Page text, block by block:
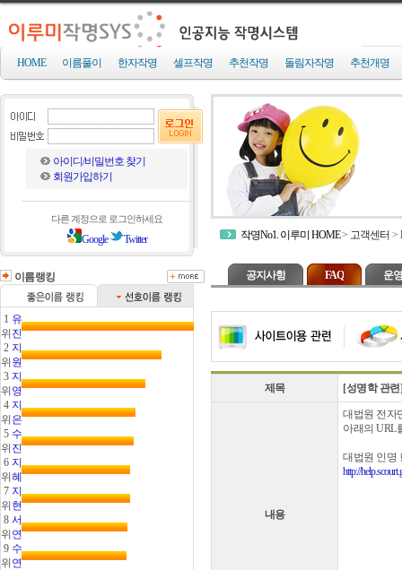
HOME 이름풀이 한자작명 셀프작명 추천작명 돌림자작명 추천개명
아이디/비밀번호 찾기
회원가입하기
다른 계정으로 로그인하세요
Google Twitter
이름랭킹
1
위
유
진
2
위
지
원
3
위
지
영
4
위
지
은
5
위
수
진
6
위
지
혜
7
위
지
현
8
위
서
연
9
위
수
연
작명No1. 이루미 HOME> 고객센터 >
공지사항 FAQ 운
제목 [성명학 관련]
내용
대법원 전자
아래의 URL
대법원 인명
http://